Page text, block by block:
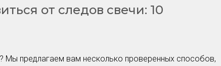
Губы
Частые вопросы
от следов свечи: 10
Мы предлагаем вам несколько проверенных способов,